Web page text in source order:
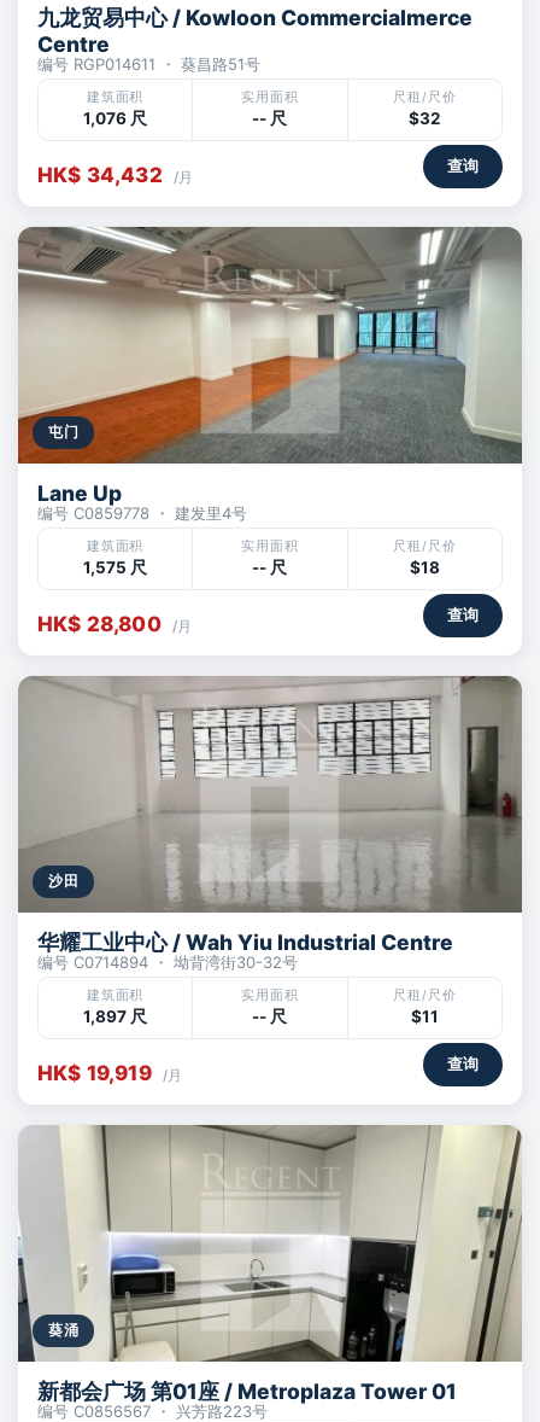
九龙贸易中心 / Kowloon Commercialmerce
Centre
编号 RGP014611 ・ 葵昌路51号
建筑面积
1,076 尺
实用面积
-- 尺
尺租/尺价
$32
HK$ 34,432 /月
查询
屯门
Lane Up
编号 C0859778 ・ 建发里4号
建筑面积
1,575 尺
实用面积
-- 尺
尺租/尺价
$18
HK$ 28,800 /月
查询
沙田
华耀工业中心 / Wah Yiu Industrial Centre
编号 C0714894 ・ 坳背湾街30-32号
建筑面积
1,897 尺
实用面积
-- 尺
尺租/尺价
$11
HK$ 19,919 /月
查询
葵涌
新都会广场 第01座 / Metroplaza Tower 01
编号 C0856567 ・ 兴芳路223号